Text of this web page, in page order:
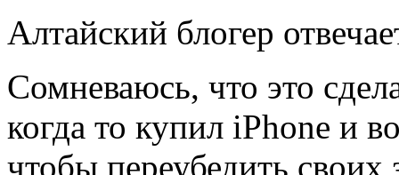
Алтайский блогер
Сомневаюсь, что это
когда то купил iPhone и
чтобы переубедить